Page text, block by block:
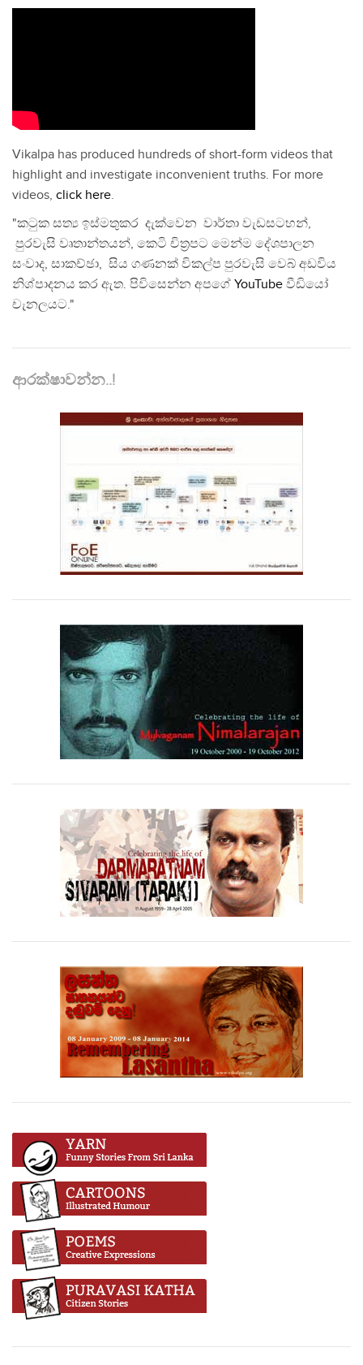
Vikalpa has produced hundreds of short-form videos that
highlight and investigate inconvenient truths. For more
videos, click here.
"කටුක සත්‍ය ඉස්මතුකර දැක්වෙන වාර්තා වැඩසටහන්,
පුරවැසි වෘතාන්තයන්, කෙටි චිත්‍රපට මෙන්ම දේශපාලන
සංවාද, සාකච්ඡා, සිය ගණනක් විකල්ප පුරවැසි වෙබ් අඩවිය
නිශ්පාදනය කර ඇත. පිවිසෙන්න අපගේ YouTube වීඩියෝ
චැනලයට."
ආරක්ෂාවන්න..!